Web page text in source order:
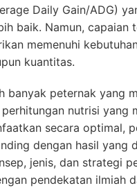
Daily Gain/ADG)
baik. Namun, capaian
memenuhi
kuantitas.
banyak peternak yang
nutrisi yang
secara optimal,
dengan hasil yang
jenis, dan strategi
pendekatan ilmiah